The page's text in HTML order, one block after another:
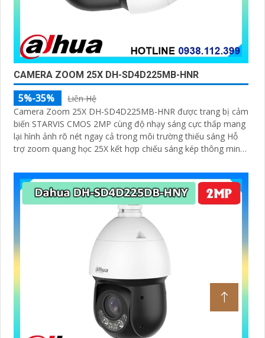
CAMERA ZOOM 25X DH-SD4D225MB-HNR
5%-35%
Liên Hệ
Camera Zoom 25X DH-SD4D225MB-HNR được trang bị cảm
biến STARVIS CMOS 2MP cùng độ nhạy sáng cực thấp mang
lại hình ảnh rõ nét ngay cả trong môi trường thiếu sáng Hỗ
trợ zoom quang học 25X kết hợp chiếu sáng kép thông minh
quét linh hoạt cùng chuẩn chống nước IP67 giúp quan sát ổn
định ngoài trời